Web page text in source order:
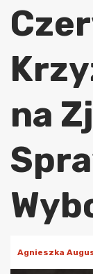
na
Agnieszka